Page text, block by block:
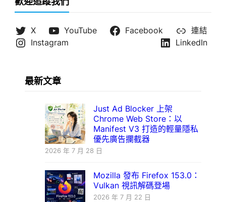
X YouTube Facebook
連結
Instagram
LinkedIn
最新文章
Just Ad Blocker 上架
Chrome Web Store：以
Manifest V3 打造的輕量隱私
優先廣告攔截器
2026 年 7 月 28 日
Mozilla 發布 Firefox 153.0：
Vulkan 視訊解碼登場
2026 年 7 月 22 日